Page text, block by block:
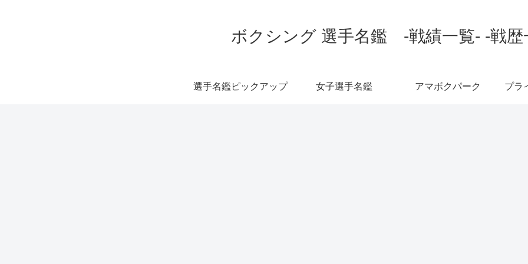
ボクシング 選手名鑑 -戦績一覧- -戦歴
選手名鑑ピックアップ 女子選手名鑑 アマボクパーク プラ